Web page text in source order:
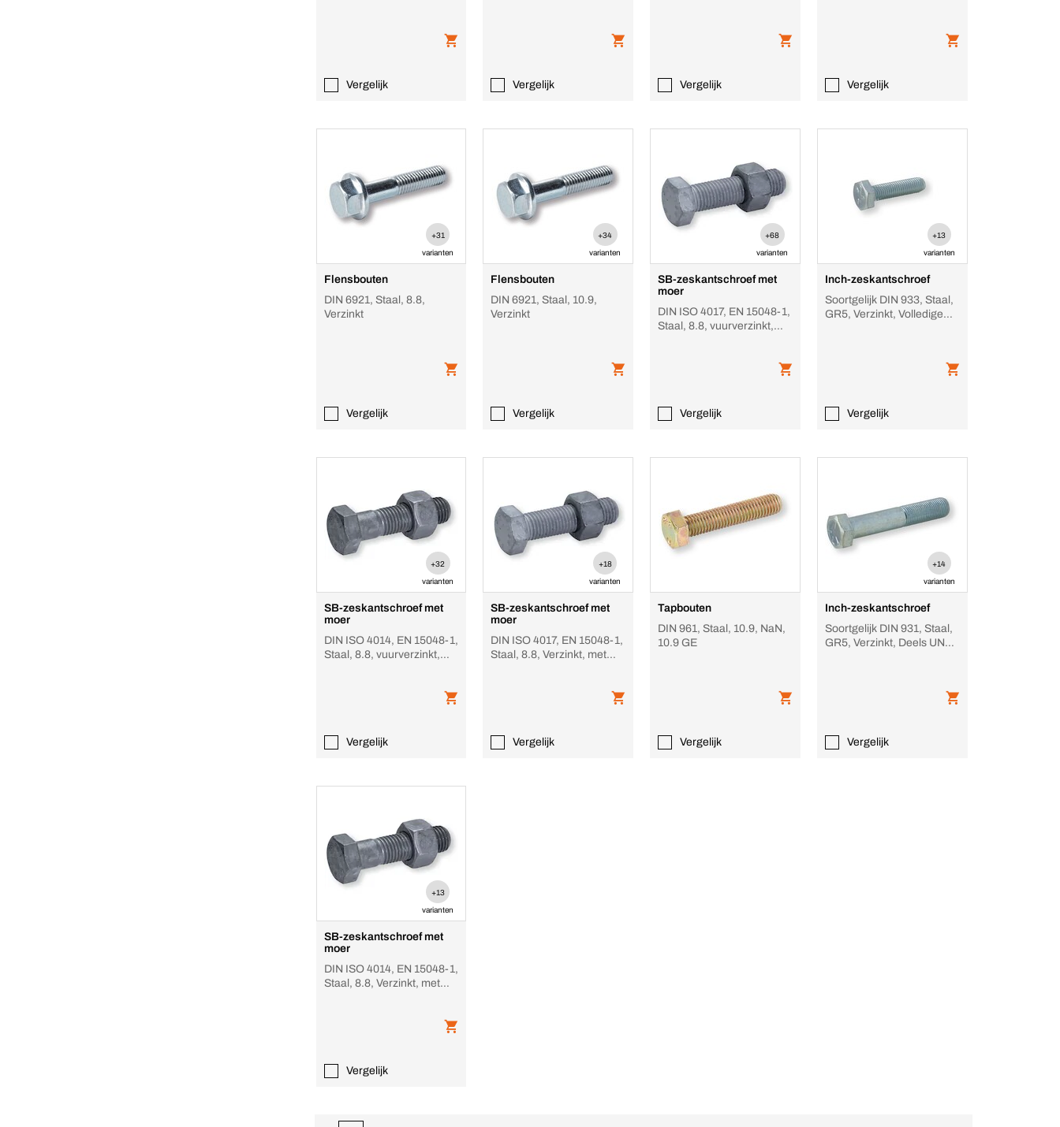
Vergelijk Vergelijk Vergelijk Vergelijk
+31
varianten
Flensbouten
DIN 6921, Staal, 8.8,
Verzinkt
Vergelijk
+34
varianten
Flensbouten
DIN 6921, Staal, 10.9,
Verzinkt
Vergelijk
+68
varianten
SB-zeskantschroef met
moer
DIN ISO 4017, EN 15048-1,
Staal, 8.8, vuurverzinkt,
Vergelijk
+13
varianten
Inch-zeskantschroef
Soortgelijk DIN 933, Staal,
GR5, Verzinkt, Volledige
Vergelijk
+32
varianten
SB-zeskantschroef met
moer
DIN ISO 4014, EN 15048-1,
Staal, 8.8, vuurverzinkt,
Vergelijk
+18
varianten
SB-zeskantschroef met
moer
DIN ISO 4017, EN 15048-1,
Staal, 8.8, Verzinkt, met
Vergelijk
Tapbouten
DIN 961, Staal, 10.9, NaN,
10.9 GE
Vergelijk
+14
varianten
Inch-zeskantschroef
Soortgelijk DIN 931, Staal,
GR5, Verzinkt, Deels UNF-
Vergelijk
+13
varianten
SB-zeskantschroef met
moer
DIN ISO 4014, EN 15048-1,
Staal, 8.8, Verzinkt, met
Vergelijk